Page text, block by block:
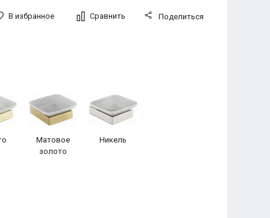
В избранное Сравнить Поделиться
Матовое
золото
Никель